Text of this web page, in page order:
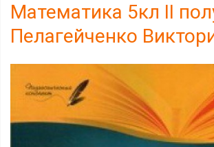
Математика 5кл II
Пелагейченко